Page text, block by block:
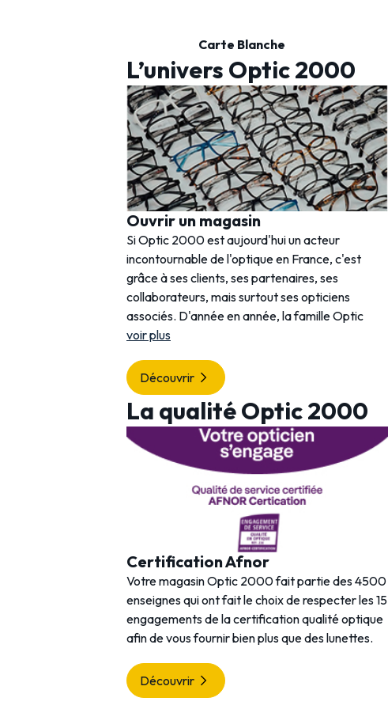
Carte Blanche
L’univers Optic 2000
Ouvrir un magasin
Si Optic 2000 est aujourd'hui un acteur
incontournable de l'optique en France, c'est
grâce à ses clients, ses partenaires, ses
collaborateurs, mais surtout ses opticiens
associés. D'année en année, la famille Optic
voir plus
Découvrir
La qualité Optic 2000
Certification Afnor
Votre magasin Optic 2000 fait partie des 4500
enseignes qui ont fait le choix de respecter les 15
engagements de la certification qualité optique
afin de vous fournir bien plus que des lunettes.
Découvrir